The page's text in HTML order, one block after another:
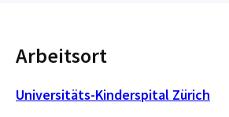
Arbeitsort
Universitäts-Kinderspital Zürich